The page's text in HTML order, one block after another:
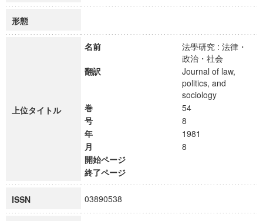
形態
上位タイトル
名前
法學研究 : 法律・
政治・社会
翻訳
Journal of law,
politics, and
sociology
巻
54
号
8
年
1981
月
8
開始ページ
終了ページ
ISSN 03890538